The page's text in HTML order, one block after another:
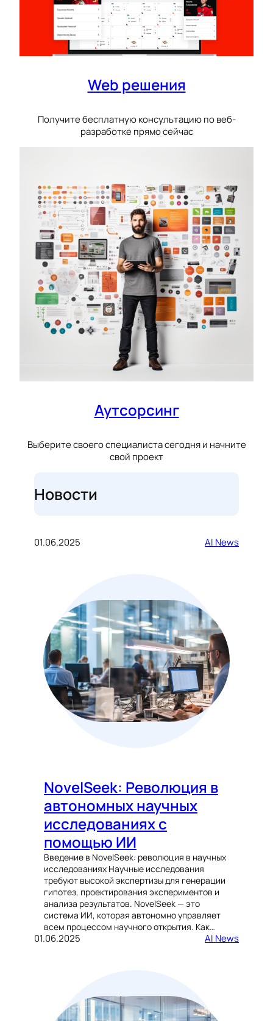
Web решения
Получите бесплатную консультацию по веб-
разработке прямо сейчас
Аутсорсинг
Выберите своего специалиста сегодня и начните
свой проект
Новости
01.06.2025 AI News
NovelSeek: Революция в
автономных научных
исследованиях с
помощью ИИ
Введение в NovelSeek: революция в научных
исследованиях Научные исследования
требуют высокой экспертизы для генерации
гипотез, проектирования экспериментов и
анализа результатов. NovelSeek — это
система ИИ, которая автономно управляет
всем процессом научного открытия. Как…
01.06.2025 AI News